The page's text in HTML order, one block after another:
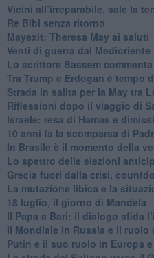
Vicini all’irreparabile, sale la
Re Bibi senza ritorno
Mayexit: Theresa May ai saluti
Venti di guerra dal Medioriente
Lo scrittore Bassem
Tra Trump e Erdogan è tempo
Strada in salita per la May tra
Riflessioni dopo il viaggio di
Israele: resa di Hamas e
10 anni fa la scomparsa di
In Brasile è il momento della
Lo spettro delle elezioni
Grecia fuori dalla crisi,
La mutazione libica e la
18 luglio, il giorno di Mandela
Il Papa a Bari: il dialogo sfida
Il Mondiale in Russia e il ruolo
Putin e il suo ruolo in Europa